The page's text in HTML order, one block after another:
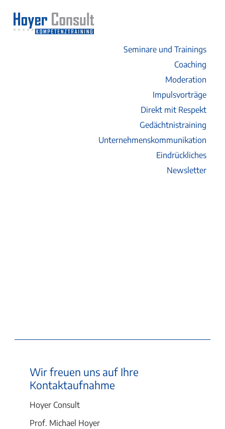
Seminare und Trainings
Coaching
Moderation
Impulsvorträge
Direkt mit Respekt
Gedächtnistraining
Unternehmenskommunikation
Eindrückliches
Newsletter
Wir freuen uns auf Ihre
Kontaktaufnahme
Hoyer Consult
Prof. Michael Hoyer